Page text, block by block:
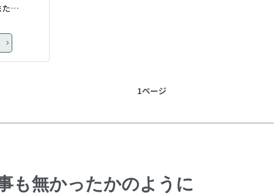
た…
1ページ
も無かったかのように